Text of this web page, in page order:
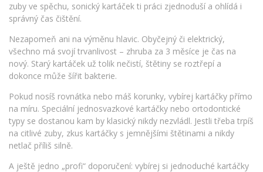
zuby ve spěchu, sonický kartáček ti práci zjednoduší a ohlídá i
správný čas čištění.
Nezapomeň ani na výměnu hlavic. Obyčejný či elektrický,
všechno má svojí trvanlivost – zhruba za 3 měsíce je čas na
nový. Starý kartáček už tolik nečistí, štětiny se roztřepí a
dokonce může šířit bakterie.
Pokud nosíš rovnátka nebo máš korunky, vybírej kartáčky přímo
na míru. Speciální jednosvazkové kartáčky nebo ortodontické
typy se dostanou kam by klasický nikdy nezvládl. Jestli třeba trpíš
na citlivé zuby, zkus kartáčky s jemnějšími štětinami a nikdy
netlač příliš silně.
A ještě jedno „profi“ doporučení: vybírej si jednoduché kartáčky